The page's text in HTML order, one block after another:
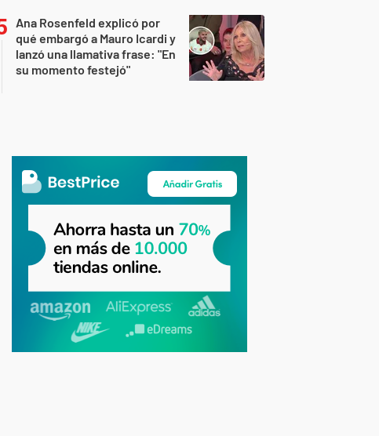
Ana Rosenfeld explicó por
qué embargó a Mauro Icardi y
lanzó una llamativa frase: "En
su momento festejó"